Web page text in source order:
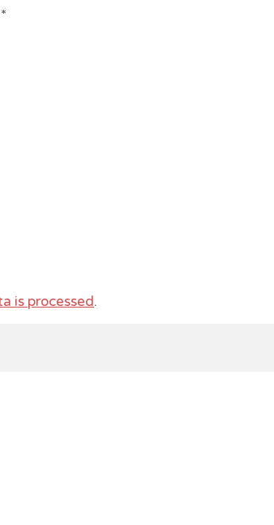
*
is processed.